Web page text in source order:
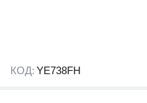
КОД: YE738FH